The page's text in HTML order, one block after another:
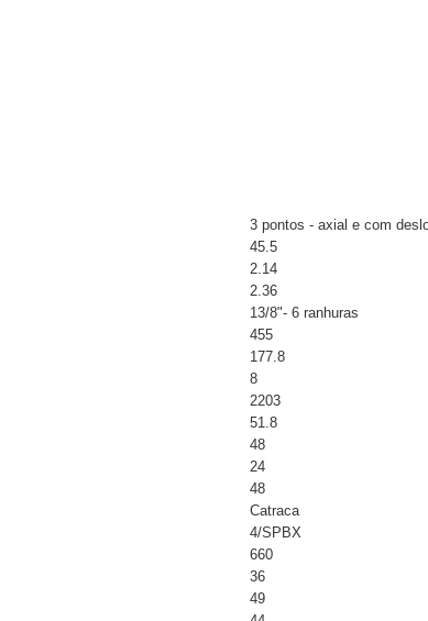
3 pontos - axial e com
45.5
2.14
2.36
13/8"- 6 ranhuras
455
177.8
8
2203
51.8
48
24
48
Catraca
4/SPBX
660
36
49